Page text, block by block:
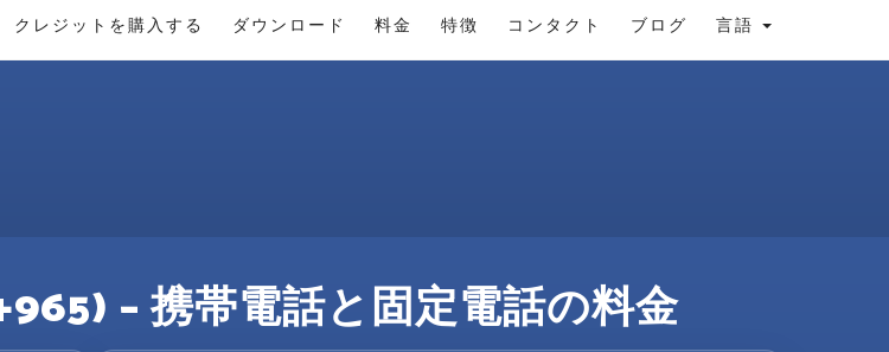
クレジットを購入する ダウンロード 料金 特徴 コンタクト ブログ 言語
– 携帯電話と固定電話の料金